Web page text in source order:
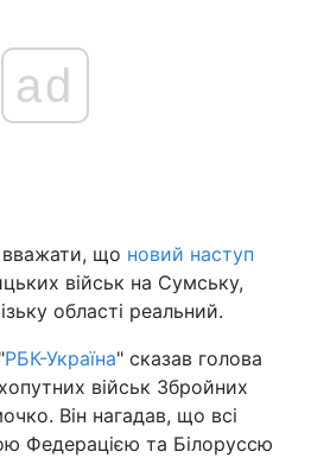
ad
вважати, що новий наступ
військ на Сумську,
області реальний.
РБК-Україна" сказав голова
військ Збройних
Він нагадав, що всі
Федерацією та Білоруссю